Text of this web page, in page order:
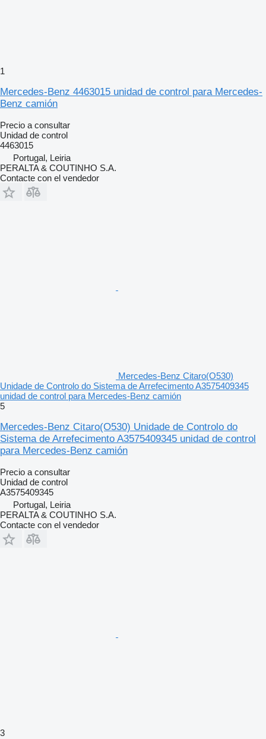
1
Mercedes-Benz 4463015 unidad de control para Mercedes-
Benz camión
Precio a consultar
Unidad de control
4463015
Portugal, Leiria
PERALTA & COUTINHO S.A.
Contacte con el vendedor
Mercedes-Benz Citaro(O530)
Unidade de Controlo do Sistema de Arrefecimento A3575409345
unidad de control para Mercedes-Benz camión
5
Mercedes-Benz Citaro(O530) Unidade de Controlo do
Sistema de Arrefecimento A3575409345 unidad de control
para Mercedes-Benz camión
Precio a consultar
Unidad de control
A3575409345
Portugal, Leiria
PERALTA & COUTINHO S.A.
Contacte con el vendedor
3